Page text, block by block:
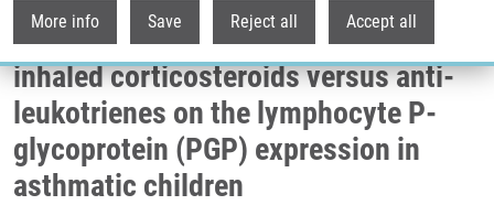
More info Save Reject all Accept all
The anti-inflammatory effects of
inhaled corticosteroids versus anti-
leukotrienes on the lymphocyte P-
glycoprotein (PGP) expression in
asthmatic children